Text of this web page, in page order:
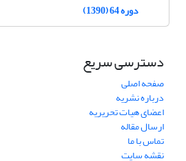
دوره 64 (1390)
دسترسی سریع
صفحه اصلی
درباره نشریه
اعضای هیات تحریریه
ارسال مقاله
تماس با ما
نقشه سایت